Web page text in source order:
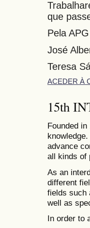
que
Pela
José
Teresa
ACEDER À
15th
Founded
advance
all kinds of
As an
different
fields such
well as
In order to